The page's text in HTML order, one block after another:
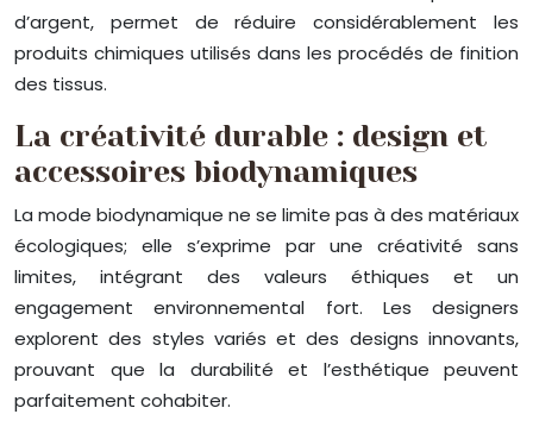
d’argent, permet de réduire considérablement les
produits chimiques utilisés dans les procédés de finition
des tissus.
La créativité durable : design et
accessoires biodynamiques
La mode biodynamique ne se limite pas à des matériaux
écologiques; elle s’exprime par une créativité sans
limites, intégrant des valeurs éthiques et un
engagement environnemental fort. Les designers
explorent des styles variés et des designs innovants,
prouvant que la durabilité et l’esthétique peuvent
parfaitement cohabiter.